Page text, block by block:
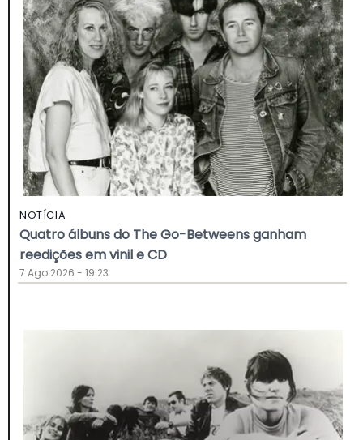
NOTÍCIA
Quatro álbuns do The Go-Betweens ganham
reedições em vinil e CD
7 Ago 2026 - 19:23